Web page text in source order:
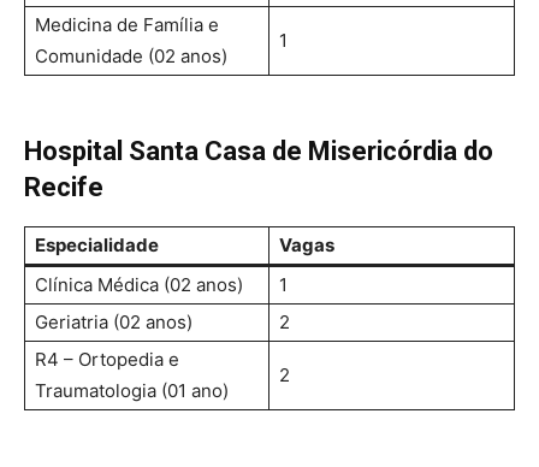
Medicina de Família e
Comunidade (02 anos)
1
Hospital Santa Casa de Misericórdia do
Recife
Especialidade
Vagas
Clínica Médica (02 anos)
1
Geriatria (02 anos)
2
R4 – Ortopedia e
Traumatologia (01 ano)
2